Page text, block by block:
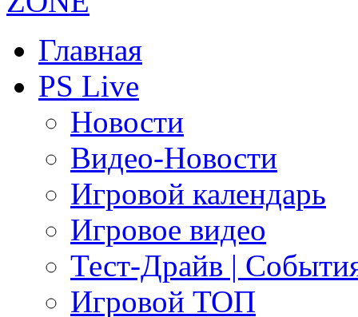
Главная
PS Live
Новости
Видео-Новости
Игровой календарь
Игровое видео
Тест-Драйв |
Игровой ТОП